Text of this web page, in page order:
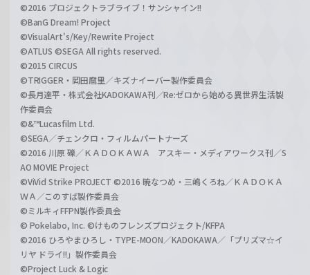
©2016 プロジェクトラブライブ！サンシャイン!!
©BanG Dream! Project
©VisualArt's/Key/Rewrite Project
©ATLUS ©SEGA All rights reserved.
©2015 CIRCUS
©TRIGGER・岡田麿里／キズナイーバー製作委員会
©長月達平・株式会社KADOKAWA刊／Re:ゼロから始める異世界生活製
作委員会
©&™Lucasfilm Ltd.
©SEGA／チェンクロ・フィルムパートナーズ
©2016 川原 礫／ＫＡＤＯＫＡＷＡ アスキー・メディアワークス刊／S
AO MOVIE Project
©ViVid Strike PROJECT ©2016 暁なつめ・三嶋くろね／ＫＡＤＯＫＡ
ＷＡ／このすば製作委員会
©ミルキィFFPN製作委員会
© Pokelabo, Inc. ©けものフレンズプロジェクト/KFPA
©2016 ひろやまひろし・TYPE-MOON／KADOKAWA／「プリズマ☆イ
リヤ ドライ!!」製作委員会
©Project Luck & Logic